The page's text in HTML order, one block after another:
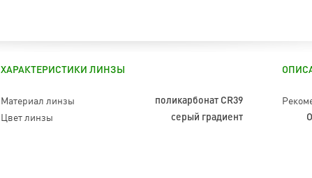
ХАРАКТЕРИСТИКИ ЛИНЗЫ
Материал линзы поликарбонат CR39
Цвет линзы серый градиент